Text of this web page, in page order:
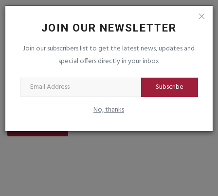
JOIN OUR NEWSLETTER
Join our subscribers list to get the latest news, updates and
special offers directly in your inbox
Subscribe
No, thanks
Comment